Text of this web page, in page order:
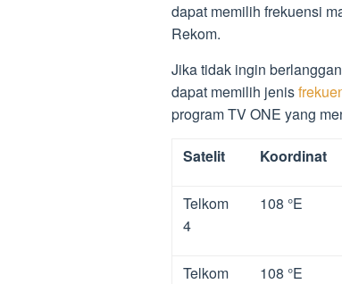
dapat memilih frekuensi
Rekom.
Jika tidak ingin
dapat memilih jenis
program TV ONE yang
Satelit Koordinat
Telkom
4
108 °E
Telkom
108 °E